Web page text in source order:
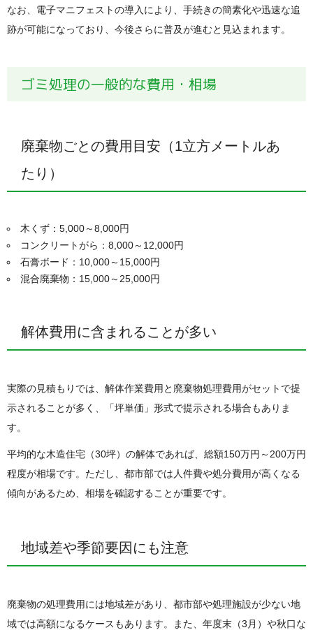
なお、電子マニフェストの導入により、手続きの簡素化や迅速な追
跡が可能になっており、今後さらに普及が進むと見込まれます。
ゴミ処理の一般的な費用・相場
廃棄物ごとの費用目安（1立方メートルあ
たり）
木くず：5,000～8,000円
コンクリートがら：8,000～12,000円
石膏ボード：10,000～15,000円
混合廃棄物：15,000～25,000円
解体費用に含まれることが多い
実際の見積もりでは、解体作業費用と廃棄物処理費用がセットで提
示されることが多く、「坪単価」形式で提示される場合もありま
す。
平均的な木造住宅（30坪）の解体であれば、総額150万円～200万円
程度が相場です。ただし、都市部では人件費や処分費用が高くなる
傾向があるため、相場を確認することが重要です。
地域差や季節要因にも注意
廃棄物の処理費用には地域差があり、都市部や処理施設が少ない地
域では高額になるケースもあります。また、年度末（3月）や秋口な